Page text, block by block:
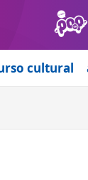
cultural